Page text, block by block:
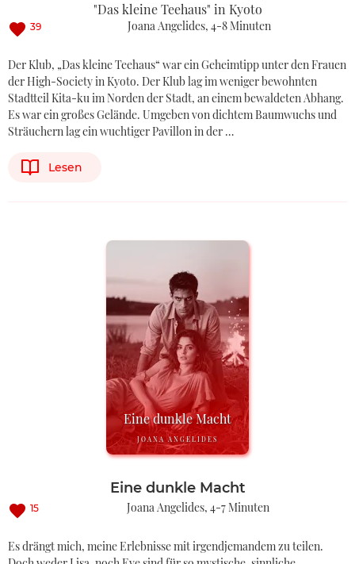
"Das kleine Teehaus" in Kyoto
39 Joana Angelides 4-8 Minuten
Der Klub, „Das kleine Teehaus“ war ein Geheimtipp unter den Frauen
der High-Society in Kyoto. Der Klub lag im weniger bewohnten
Stadtteil Kita-ku im Norden der Stadt, an einem bewaldeten Abhang.
Es war ein großes Gelände. Umgeben von dichtem Baumwuchs und
Sträuchern lag ein wuchtiger Pavillon in der …
Lesen
Eine dunkle Macht
JOANA ANGELIDES
Eine dunkle Macht
15 Joana Angelides 4-7 Minuten
Es drängt mich, meine Erlebnisse mit irgendjemandem zu teilen.